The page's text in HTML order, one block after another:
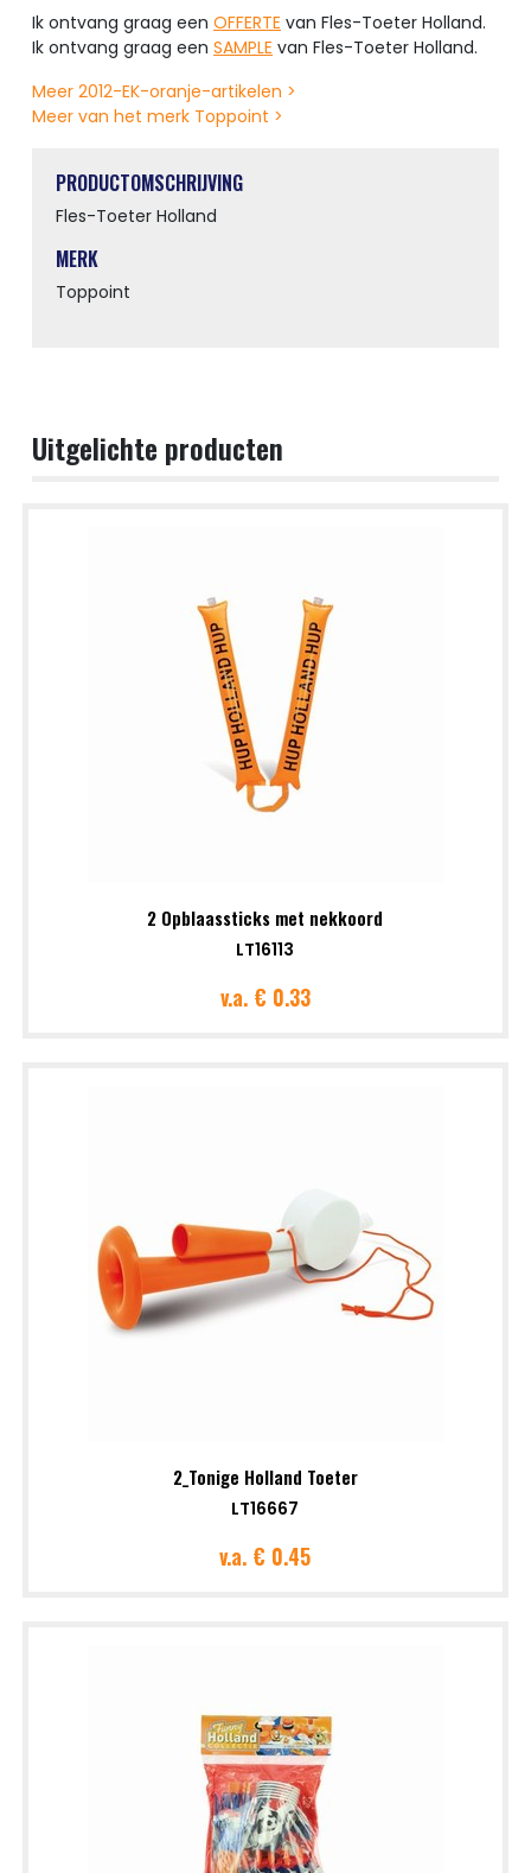
Ik ontvang graag een OFFERTE van Fles-Toeter Holland.
Ik ontvang graag een SAMPLE van Fles-Toeter Holland.
Meer 2012-EK-oranje-artikelen >
Meer van het merk Toppoint >
PRODUCTOMSCHRIJVING
Fles-Toeter Holland
MERK
Toppoint
Uitgelichte producten
2 Opblaassticks met nekkoord
LT16113
v.a.€ 0.33
2_Tonige Holland Toeter
LT16667
v.a. € 0.45